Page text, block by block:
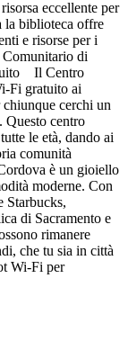
eccellente per
la biblioteca offre
e risorse per i
di
Il Centro
Fi gratuito ai
cerchi un
Questo centro
le età, dando ai
comunità
è un gioiello
moderne. Con
Starbucks,
di Sacramento e
rimanere
che tu sia in città
Wi-Fi per